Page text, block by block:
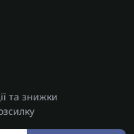
та знижки